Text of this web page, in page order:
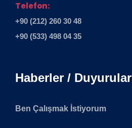
Telefon:
+90 (212) 260 30 48
+90 (533) 498 04 35
Haberler / Duyurular
Ben Çalışmak İstiyorum